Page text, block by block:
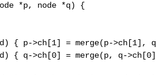
*p, node *q) {
{ p->ch[1] = merge(p->ch[1],
{ q->ch[0] = merge(p, q-